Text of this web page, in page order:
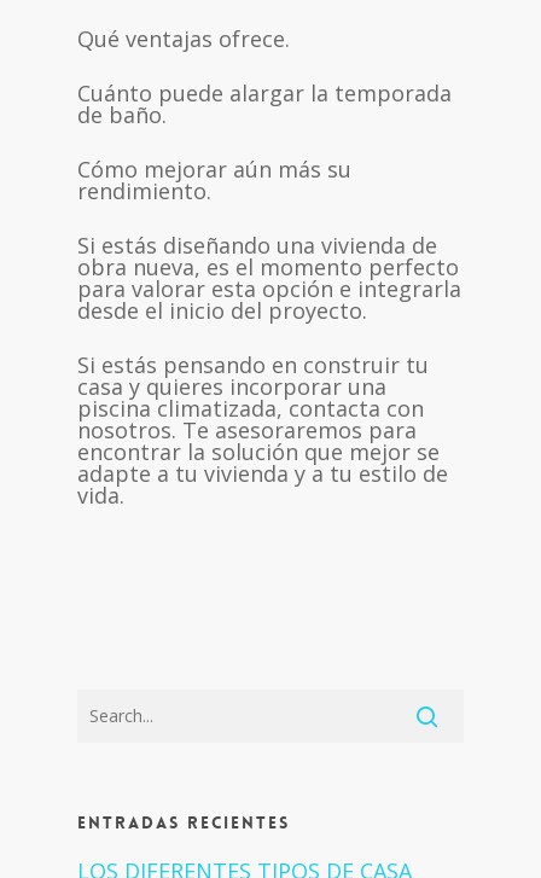
Qué ventajas ofrece.
Cuánto puede alargar la temporada
de baño.
Cómo mejorar aún más su
rendimiento.
Si estás diseñando una vivienda de
obra nueva, es el momento perfecto
para valorar esta opción e integrarla
desde el inicio del proyecto.
Si estás pensando en construir tu
casa y quieres incorporar una
piscina climatizada, contacta con
nosotros. Te asesoraremos para
encontrar la solución que mejor se
adapte a tu vivienda y a tu estilo de
vida.
Entradas recientes
LOS DIFERENTES TIPOS DE CASA